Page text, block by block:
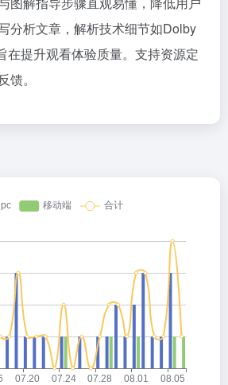
分析文章，解析技术细节如Dolby
在提升观看体验质量。支持资源定
。